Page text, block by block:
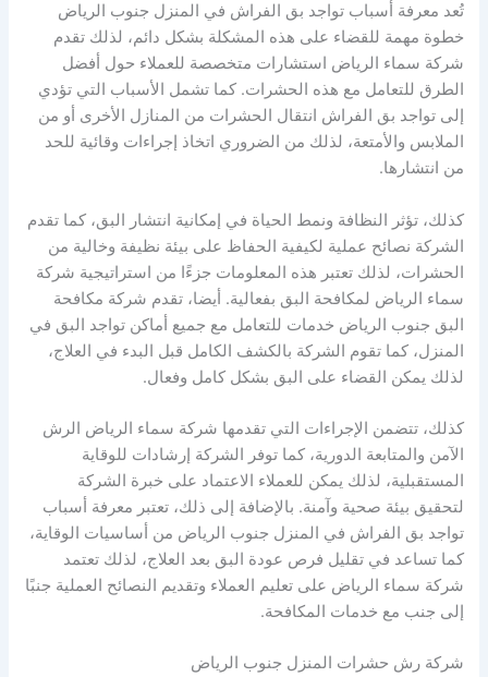
تُعد معرفة أسباب تواجد بق الفراش في المنزل جنوب الرياض
خطوة مهمة للقضاء على هذه المشكلة بشكل دائم، لذلك تقدم
شركة سماء الرياض استشارات متخصصة للعملاء حول أفضل
الطرق للتعامل مع هذه الحشرات. كما تشمل الأسباب التي تؤدي
إلى تواجد بق الفراش انتقال الحشرات من المنازل الأخرى أو من
الملابس والأمتعة، لذلك من الضروري اتخاذ إجراءات وقائية للحد
من انتشارها.
كذلك، تؤثر النظافة ونمط الحياة في إمكانية انتشار البق، كما تقدم
الشركة نصائح عملية لكيفية الحفاظ على بيئة نظيفة وخالية من
الحشرات، لذلك تعتبر هذه المعلومات جزءًا من استراتيجية شركة
سماء الرياض لمكافحة البق بفعالية. أيضا، تقدم شركة مكافحة
البق جنوب الرياض خدمات للتعامل مع جميع أماكن تواجد البق في
المنزل، كما تقوم الشركة بالكشف الكامل قبل البدء في العلاج،
لذلك يمكن القضاء على البق بشكل كامل وفعال.
كذلك، تتضمن الإجراءات التي تقدمها شركة سماء الرياض الرش
الآمن والمتابعة الدورية، كما توفر الشركة إرشادات للوقاية
المستقبلية، لذلك يمكن للعملاء الاعتماد على خبرة الشركة
لتحقيق بيئة صحية وآمنة. بالإضافة إلى ذلك، تعتبر معرفة أسباب
تواجد بق الفراش في المنزل جنوب الرياض من أساسيات الوقاية،
كما تساعد في تقليل فرص عودة البق بعد العلاج، لذلك تعتمد
شركة سماء الرياض على تعليم العملاء وتقديم النصائح العملية جنبًا
إلى جنب مع خدمات المكافحة.
شركة رش حشرات المنزل جنوب الرياض